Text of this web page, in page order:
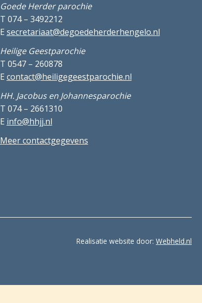
Goede Herder parochie
T 074 – 3492212
E secretariaat@degoedeherderhengelo.nl
Heilige Geestparochie
T 0547 – 260878
E contact@heiligegeestparochie.nl
HH. Jacobus en Johannesparochie
T 074 – 2661310
E info@hhjj.nl
Meer contactgegevens
Realisatie website door: Webheld.nl